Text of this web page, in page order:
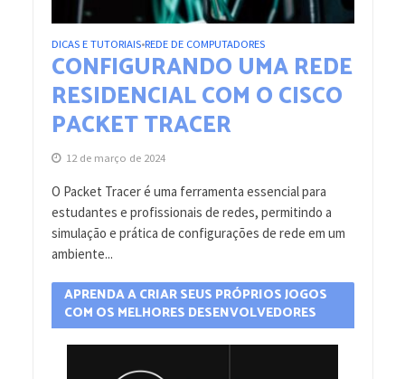
DICAS E TUTORIAIS•REDE DE COMPUTADORES
CONFIGURANDO UMA REDE
RESIDENCIAL COM O CISCO
PACKET TRACER
12 de março de 2024
O Packet Tracer é uma ferramenta essencial para
estudantes e profissionais de redes, permitindo a
simulação e prática de configurações de rede em um
ambiente...
APRENDA A CRIAR SEUS PRÓPRIOS JOGOS
COM OS MELHORES DESENVOLVEDORES